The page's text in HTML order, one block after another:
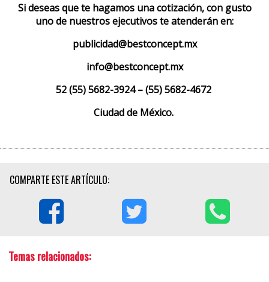
Si deseas que te hagamos una cotización, con gusto
uno de nuestros ejecutivos te atenderán en:
publicidad@bestconcept.mx
info@bestconcept.mx
52 (55) 5682-3924 – (55) 5682-4672
Ciudad de México.
COMPARTE ESTE ARTÍCULO:
Temas relacionados: